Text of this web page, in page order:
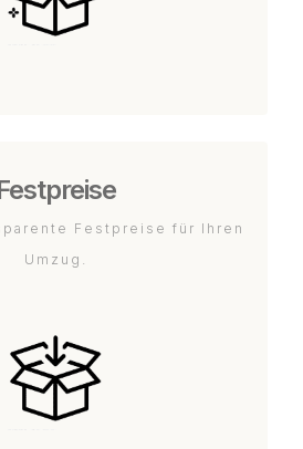
Festpreise für Ihren
Umzug.